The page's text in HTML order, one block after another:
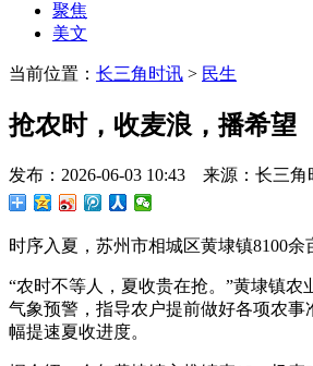
聚焦
美文
当前位置： 长三角时讯 > 民生
抢农时，收麦浪，播希望
发布：2026-06-03 10:43 来源：长三角
时序入夏，苏州市相城区黄埭镇8100
“农时不等人，夏收贵在抢。”黄埭镇
气象预警，指导农户提前做好各项农
幅提速夏收进度。